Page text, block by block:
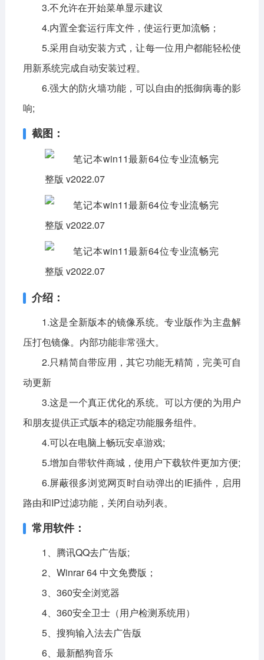
3.不允许在开始菜单显示建议
4.内置全套运行库文件，使运行更加流畅；
5.采用自动安装方式，让每一位用户都能轻松使
用新系统完成自动安装过程。
6.强大的防火墙功能，可以自由的抵御病毒的影
响;
截图：
介绍：
1.这是全新版本的镜像系统。专业版作为主盘解
压打包镜像。内部功能非常强大。
2.只精简自带应用，其它功能无精简，完美可自
动更新
3.这是一个真正优化的系统。可以方便的为用户
和朋友提供正式版本的稳定功能服务组件。
4.可以在电脑上畅玩安卓游戏;
5.增加自带软件商城，使用户下载软件更加方便;
6.屏蔽很多浏览网页时自动弹出的IE插件，启用
路由和IP过滤功能，关闭自动列表。
常用软件：
1、腾讯QQ去广告版;
2、Winrar 64 中文免费版；
3、360安全浏览器
4、360安全卫士（用户检测系统用）
5、搜狗输入法去广告版
6、最新酷狗音乐